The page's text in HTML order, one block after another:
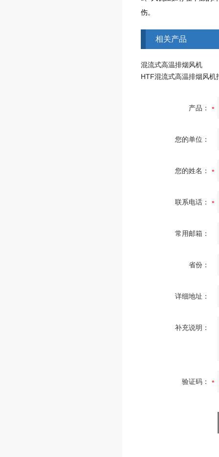
伤。
相关产品
混流式高温排烟风机
HTF混流式高温排烟风机
产品：
您的单位：
您的姓名：
联系电话：
常用邮箱：
省份：
详细地址：
补充说明：
验证码：